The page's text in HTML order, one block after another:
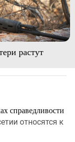
растут
справедливости
относятся к